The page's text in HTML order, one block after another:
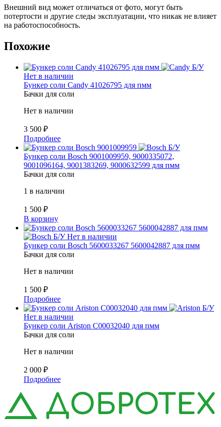
Внешний вид может отличаться от фото, могут быть
потертости и другие следы эксплуатации, что никак не влияет
на работоспособность.
Похожие
Б/У
Нет в наличии
Бункер соли Candy 41026795 для пмм
Бачки для соли
Нет в наличии
3 500 ₽
Подробнее
Б/У
Бункер соли Bosch 9001009959, 9000335072,
9001096164, 9001383269, 9000632599 для пмм
Бачки для соли
1 в наличии
1 500 ₽
В корзину
Б/У Нет в наличии
Бункер соли Bosch 5600033267 5600042887 для пмм
Бачки для соли
Нет в наличии
1 500 ₽
Подробнее
Б/У
Нет в наличии
Бункер соли Ariston C00032040 для пмм
Бачки для соли
Нет в наличии
2 000 ₽
Подробнее